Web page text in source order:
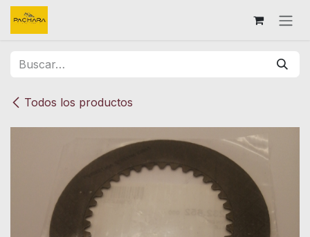
Ir al contenido
Todos los productos